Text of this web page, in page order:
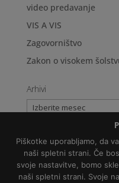
video predavanje
VIS A VIS
Zagovorništvo
Zakon o visokem
Arhivi
Arhivi
Politika
Copyright © 2018
Piškotke uporabljamo, da
naši spletni strani. Če
svoje nastavitve, bomo
naši spletni strani. Svoje